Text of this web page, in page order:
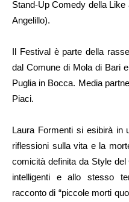
Stand-Up Comedy della
Angelillo).
Il Festival è parte della
dal Comune di Mola di Bari
Puglia in Bocca. Media
Piaci.
Laura Formenti si esibirà in
riflessioni sulla vita e la
comicità definita da Style
intelligenti e allo stesso
racconto di “piccole morti